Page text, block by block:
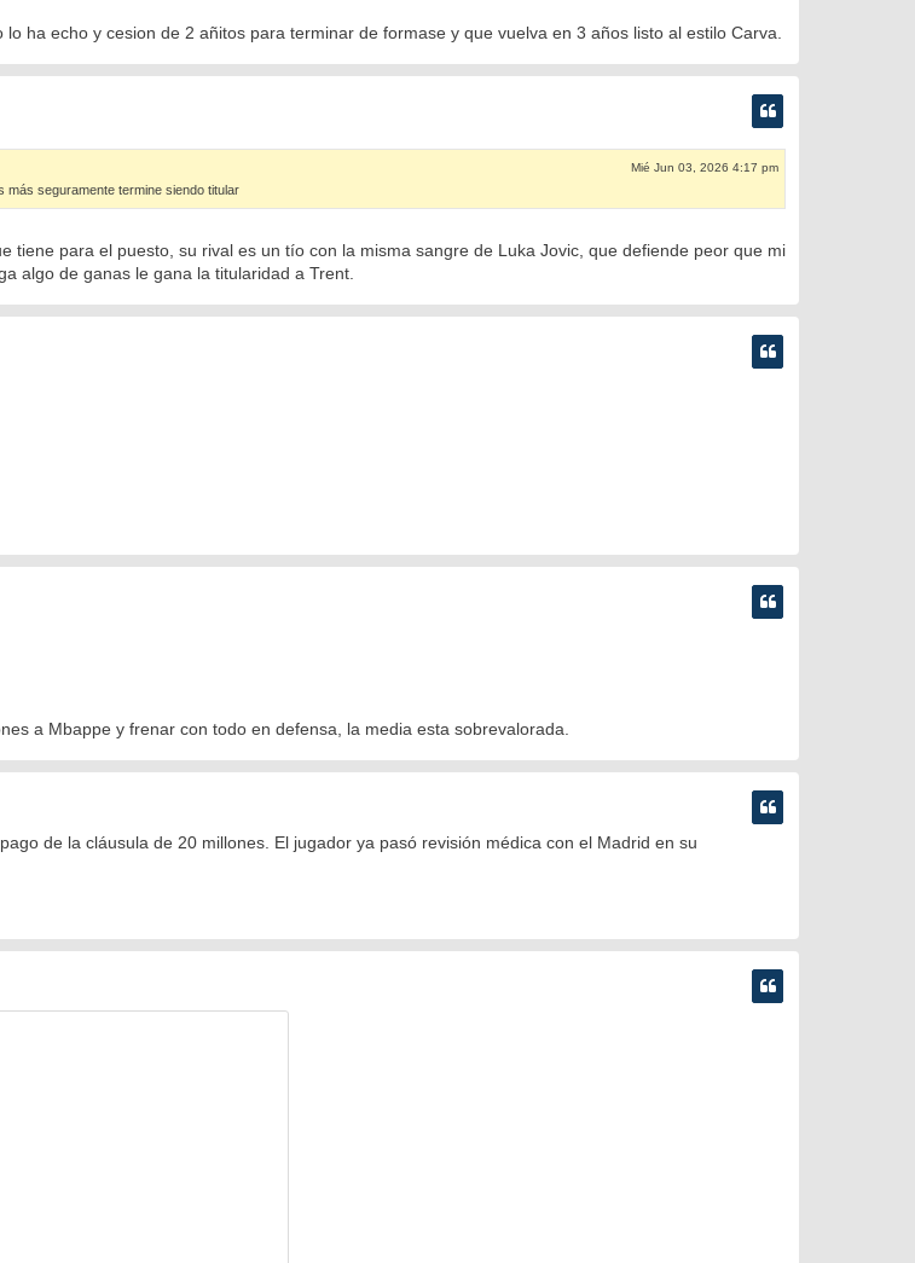
ha echo y cesion de 2 añitos para terminar de formase y que vuelva en 3 años listo al estilo Carva.
Mié Jun 03, 2026 4:17 pm
más seguramente termine siendo titular
tiene para el puesto, su rival es un tío con la misma sangre de Luka Jovic, que defiende peor que mi
algo de ganas le gana la titularidad a Trent.
a Mbappe y frenar con todo en defensa, la media esta sobrevalorada.
de la cláusula de 20 millones. El jugador ya pasó revisión médica con el Madrid en su